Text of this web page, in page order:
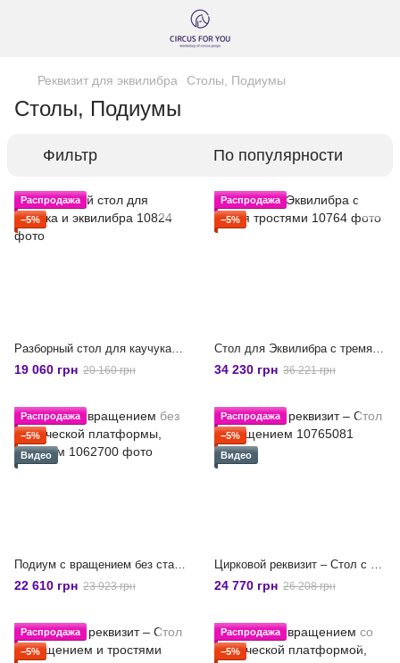
Реквизит для эквилибра Столы, Подиумы
Столы, Подиумы
Фильтр По популярности
Распродажа
−5%
Разборный стол для каучука и эквилибра
19 060 грн 20 160 грн
Распродажа
−5%
Стол для Эквилибра с тремя тростями
34 230 грн 36 221 грн
Распродажа
−5%
Видео
Подиум с вращением без статической платформы, 55/50 см
22 610 грн 23 923 грн
Распродажа
−5%
Видео
Цирковой реквизит – Стол с вращением
24 770 грн 26 208 грн
Распродажа
−5%
Распродажа
−5%